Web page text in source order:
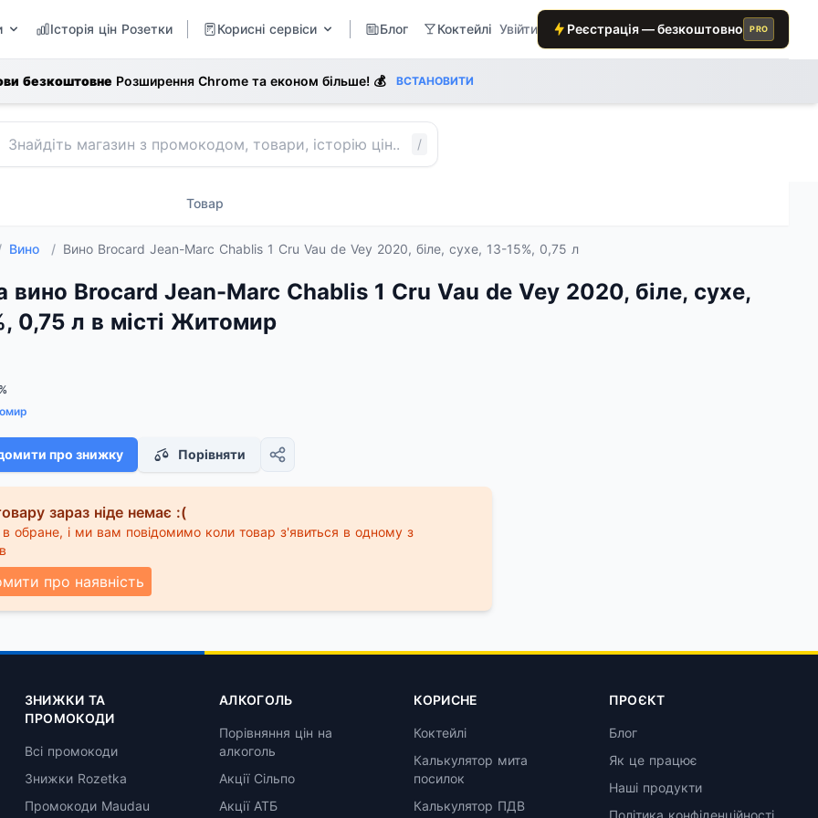
Історія цін Розетки Корисні сервіси Блог Коктейлі Увійти Реєстрація — безкоштовно PRO
безкоштовне Розширення Chrome та економ більше! 💰 ВСТАНОВИТИ
/
Товар
Вино / Вино Brocard Jean-Marc Chablis 1 Cru Vau de Vey 2020, біле, сухе, 13-15%, 0,75 л
вино Brocard Jean-Marc Chablis 1 Cru Vau de Vey 2020, біле, сухе,
0,75 л в місті Житомир
про знижку Порівняти
зараз ніде немає :(
обране, і ми вам повідомимо коли товар з'явиться в одному з
про наявність
ЗНИЖКИ ТА
ПРОМОКОДИ
Всі промокоди
Знижки Rozetka
Промокоди Maudau
АЛКОГОЛЬ
Порівняння цін на
алкоголь
Акції Сільпо
Акції АТБ
КОРИСНЕ
Коктейлі
Калькулятор мита
посилок
Калькулятор ПДВ
ПРОЄКТ
Блог
Як це працює
Наші продукти
Політика конфіденційності